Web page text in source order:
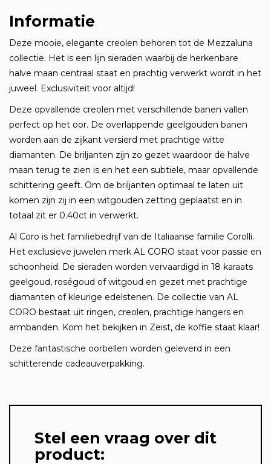
Informatie
Deze mooie, elegante creolen behoren tot de Mezzaluna
collectie. Het is een lijn sieraden waarbij de herkenbare
halve maan centraal staat en prachtig verwerkt wordt in het
juweel. Exclusiviteit voor altijd!
Deze opvallende creolen met verschillende banen vallen
perfect op het oor. De overlappende geelgouden banen
worden aan de zijkant versierd met prachtige witte
diamanten. De briljanten zijn zo gezet waardoor de halve
maan terug te zien is en het een subtiele, maar opvallende
schittering geeft. Om de briljanten optimaal te laten uit
komen zijn zij in een witgouden zetting geplaatst en in
totaal zit er 0.40ct in verwerkt.
Al Coro is het familiebedrijf van de Italiaanse familie Corolli.
Het exclusieve juwelen merk AL CORO staat voor passie en
schoonheid. De sieraden worden vervaardigd in 18 karaats
geelgoud, roségoud of witgoud en gezet met prachtige
diamanten of kleurige edelstenen. De collectie van AL
CORO bestaat uit ringen, creolen, prachtige hangers en
armbanden. Kom het bekijken in Zeist, de koffie staat klaar!
Deze fantastische oorbellen worden geleverd in een
schitterende cadeauverpakking.
Stel een vraag over dit
product: